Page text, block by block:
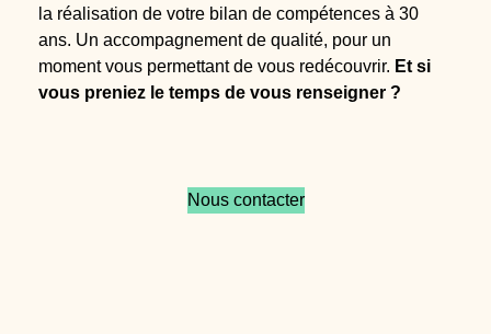
la réalisation de votre bilan de compétences à 30
ans. Un accompagnement de qualité, pour un
moment vous permettant de vous redécouvrir. Et si
vous preniez le temps de vous renseigner ?
Nous contacter